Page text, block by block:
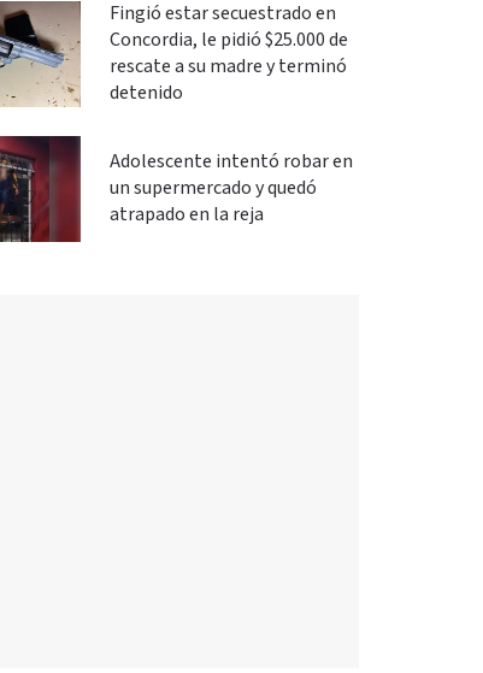
Fingió estar secuestrado en
Concordia, le pidió $25.000 de
rescate a su madre y terminó
detenido
Adolescente intentó robar en
un supermercado y quedó
atrapado en la reja